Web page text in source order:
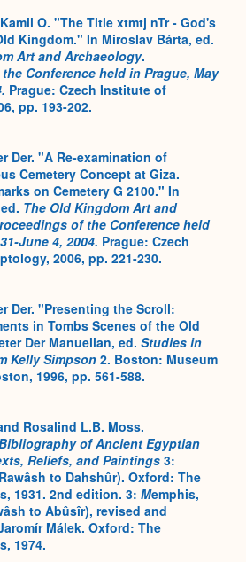
O. "The Title xtmtj nTr - God's
Kingdom." In Miroslav Bárta, ed.
Art and Archaeology.
Conference held in Prague, May
Prague: Czech Institute of
pp. 193-202.
Der. "A Re-examination of
Cemetery Concept at Giza.
on Cemetery G 2100." In
The Old Kingdom Art and
of the Conference held
June 4, 2004. Prague: Czech
2006, pp. 221-230.
Der. "Presenting the Scroll:
in Tombs Scenes of the Old
Der Manuelian, ed. Studies in
Kelly Simpson 2. Boston: Museum
1996, pp. 561-588.
Rosalind L.B. Moss.
of Ancient Egyptian
Reliefs, and Paintings 3:
to Dahshûr). Oxford: The
1931. 2nd edition. 3: Memphis,
to Abûsîr), revised and
Málek. Oxford: The
1974.